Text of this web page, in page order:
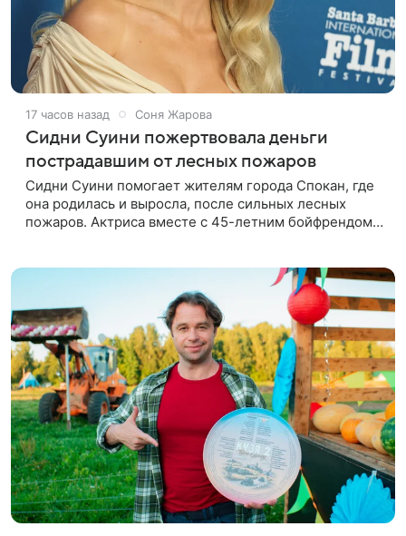
17 часов назад Соня Жарова
Сидни Суини пожертвовала деньги
пострадавшим от лесных пожаров
Сидни Суини помогает жителям города Спокан, где
она родилась и выросла, после сильных лесных
пожаров. Актриса вместе с 45-летним бойфрендом